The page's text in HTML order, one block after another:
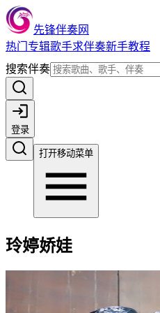
先锋伴奏网
热门 专辑歌手求伴奏新手教程
搜索伴奏
登录
打开移动菜单
玲婷娇娃